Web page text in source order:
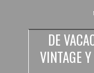
DE
VINTAGE